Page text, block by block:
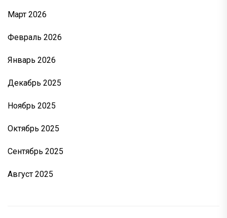
Март 2026
Февраль 2026
Январь 2026
Декабрь 2025
Ноябрь 2025
Октябрь 2025
Сентябрь 2025
Август 2025